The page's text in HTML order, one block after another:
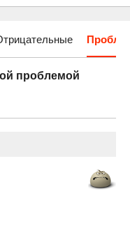
проблемой